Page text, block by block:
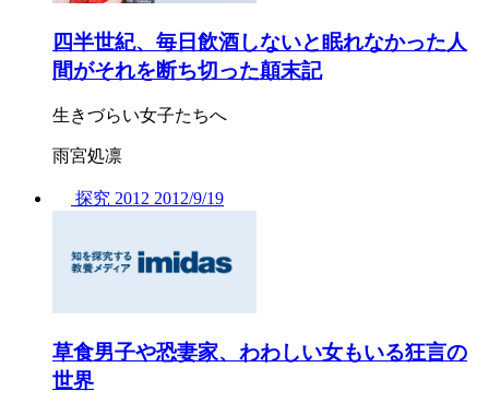
四半世紀、毎日飲酒しないと眠れなかった人
間がそれを断ち切った顛末記
生きづらい女子たちへ
雨宮処凛
探究 2012 2012/9/19
草食男子や恐妻家、わわしい女もいる狂言の
世界